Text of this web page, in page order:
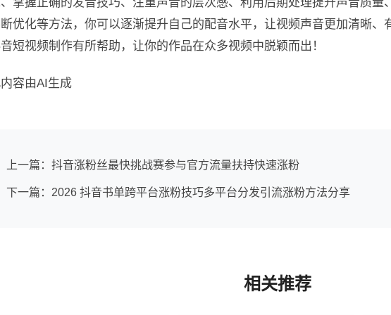
优化等方法，你可以逐渐提升自己的配音水平，让视频声音更加清晰、
短视频制作有所帮助，让你的作品在众多视频中脱颖而出！
容由AI生成
上一篇：抖音涨粉丝最快挑战赛参与官方流量扶持快速涨粉
下一篇：2026 抖音书单跨平台涨粉技巧多平台分发引流涨粉方法分享
相关推荐